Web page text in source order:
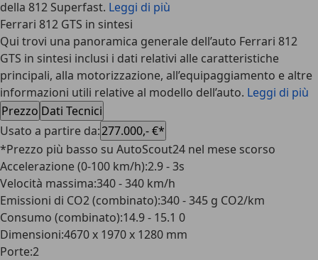
della 812 Superfast. Leggi di più
Ferrari 812 GTS in sintesi
Qui trovi una panoramica generale dell’auto Ferrari 812
GTS in sintesi inclusi i dati relativi alle caratteristiche
principali, alla motorizzazione, all’equipaggiamento e altre
informazioni utili relative al modello dell’auto. Leggi di più
Prezzo Dati Tecnici
Usato a partire da:277.000,- €*
*Prezzo più basso su AutoScout24 nel mese scorso
Accelerazione (0-100 km/h):2.9 - 3s
Velocità massima:340 - 340 km/h
Emissioni di CO2 (combinato):340 - 345 g CO2/km
Consumo (combinato):14.9 - 15.1 0
Dimensioni:4670 x 1970 x 1280 mm
Porte:2